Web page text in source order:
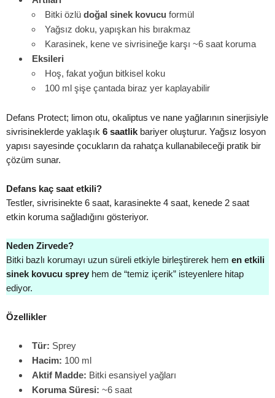
Bitki özlü doğal sinek kovucu formül
Yağsız doku, yapışkan his bırakmaz
Karasinek, kene ve sivrisineğe karşı ~6 saat koruma
Eksileri
Hoş, fakat yoğun bitkisel koku
100 ml şişe çantada biraz yer kaplayabilir
Defans Protect; limon otu, okaliptus ve nane yağlarının sinerjisiyle
sivrisineklerde yaklaşık 6 saatlik bariyer oluşturur. Yağsız losyon
yapısı sayesinde çocukların da rahatça kullanabileceği pratik bir
çözüm sunar.
Defans kaç saat etkili?
Testler, sivrisinekte 6 saat, karasinekte 4 saat, kenede 2 saat
etkin koruma sağladığını gösteriyor.
Neden Zirvede?
Bitki bazlı korumayı uzun süreli etkiyle birleştirerek hem en etkili
sinek kovucu sprey hem de “temiz içerik” isteyenlere hitap
ediyor.
Özellikler
Tür: Sprey
Hacim: 100 ml
Aktif Madde: Bitki esansiyel yağları
Koruma Süresi: ~6 saat